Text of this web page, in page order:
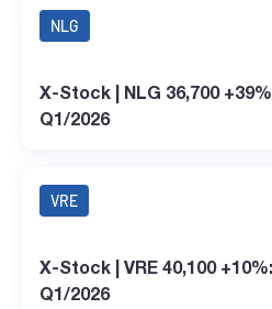
NLG
X-Stock | NLG 36,700
Q1/2026
VRE
X-Stock | VRE 40,100 +10%: Cập nhật KQKD
Q1/2026